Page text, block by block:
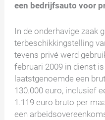
een bedrijfsauto voor
In de onderhavige zaak
terbeschikkingstelling
tevens privé werd
februari 2009 in dienst
laatstgenoemde een
130.000 euro, inclusief
1.119 euro bruto per
een